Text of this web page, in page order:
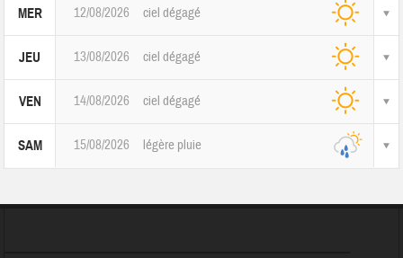
MER 12/08/2026 ciel dégagé
JEU 13/08/2026 ciel dégagé
VEN 14/08/2026 ciel dégagé
SAM 15/08/2026 légère pluie